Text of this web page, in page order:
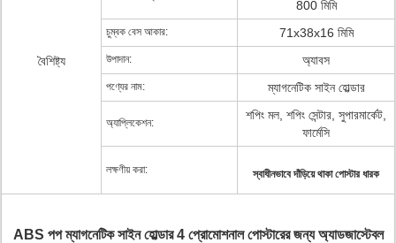
বৈশিষ্ট্য
800 মিমি
চুম্বক বেস আকার: 71x38x16 মিমি
উপাদান: অ্যাবস
পণ্যের নাম: ম্যাগনেটিক সাইন হোল্ডার
অ্যাপ্লিকেশন:
শপিং মল, শপিং সেন্টার, সুপারমার্কেট,
ফার্মেসি
লক্ষণীয় করা: স্বাধীনভাবে দাঁড়িয়ে থাকা পোস্টার ধারক
ABS পপ ম্যাগনেটিক সাইন হোল্ডার 4 প্রোমোশনাল পোস্টারের জন্য অ্যাডজাস্টেবল